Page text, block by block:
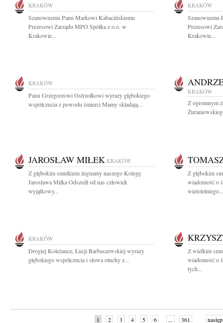
KRAKÓW
Szanownemu Panu Markowi Kabacińskiemu
Prezesowi Zarządu MPO Spółka z o.o. w
Krakowie...
KRAKÓW
Szanownemu
Prezesowi
Krakowie...
KRAKÓW
Panu Grzegorzowi Ostrzołkowi wyrazy głębokiego
współczucia z powodu śmierci Mamy składają...
KRAKÓW
Z ogromnym
JAROSŁAW MIŁEK KRAKÓW
Z głębokim smutkiem żegnamy naszego Kolegę
Jarosława Miłka Odszedł od nas człowiek
wyjątkowy...
Z głębokim
wiadomość o
wieloletniego...
KRAKÓW
Drogiej Koleżance, Łucji Barbaszewskiej wyrazy
głębokiego współczucia i słowa otuchy z...
Z wielkim
wiadomość o
tych...
1 2 3 4 5 6 ... 361